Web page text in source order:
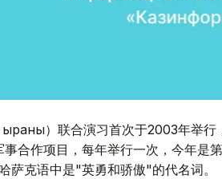
）联合演习首次于2003年举行
合作项目，每年举行一次，今年是
萨克语中是"英勇和骄傲"的代名词。